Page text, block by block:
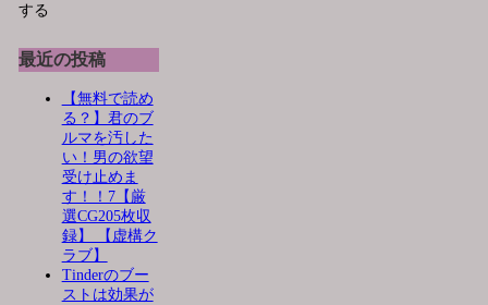
する
最近の投稿
【無料で読め
る？】君のブ
ルマを汚した
い！男の欲望
受け止めま
す！！7【厳
選CG205枚収
録】 【虚構ク
ラブ】
Tinderのブー
ストは効果が